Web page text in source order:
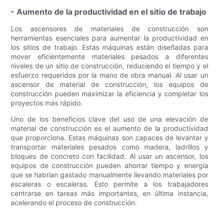
- Aumento de la productividad en el sitio de trabajo
Los ascensores de materiales de construcción son
herramientas esenciales para aumentar la productividad en
los sitios de trabajo. Estas máquinas están diseñadas para
mover eficientemente materiales pesados ​​a diferentes
niveles de un sitio de construcción, reduciendo el tiempo y el
esfuerzo requeridos por la mano de obra manual. Al usar un
ascensor de material de construcción, los equipos de
construcción pueden maximizar la eficiencia y completar los
proyectos más rápido.
Uno de los beneficios clave del uso de una elevación de
material de construcción es el aumento de la productividad
que proporciona. Estas máquinas son capaces de levantar y
transportar materiales pesados ​​como madera, ladrillos y
bloques de concreto con facilidad. Al usar un ascensor, los
equipos de construcción pueden ahorrar tiempo y energía
que se habrían gastado manualmente llevando materiales por
escaleras o escaleras. Esto permite a los trabajadores
centrarse en tareas más importantes, en última instancia,
acelerando el proceso de construcción.